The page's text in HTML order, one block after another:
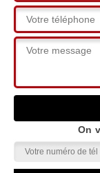
On